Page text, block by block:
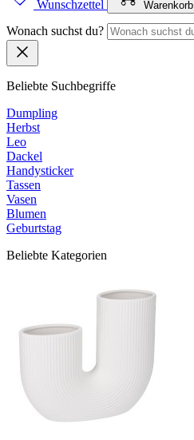
Wunschzettel Warenkorb
Wonach suchst du?
Beliebte Suchbegriffe
Dumpling
Herbst
Leo
Dackel
Handysticker
Tassen
Vasen
Blumen
Geburtstag
Beliebte Kategorien